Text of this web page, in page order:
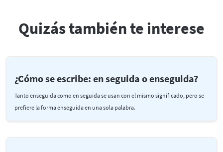
Quizás también te interese
¿Cómo se escribe: en seguida o enseguida?
Tanto enseguida como en seguida se usan con el mismo significado, pero se
prefiere la forma enseguida en una sola palabra.